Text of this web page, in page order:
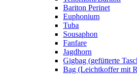
Bariton Perinet
Euphonium
Tuba
Sousaphon
Fanfare
Jagdhorn
Gigbag (gefütterte
Bag (Leichtkoffer mit